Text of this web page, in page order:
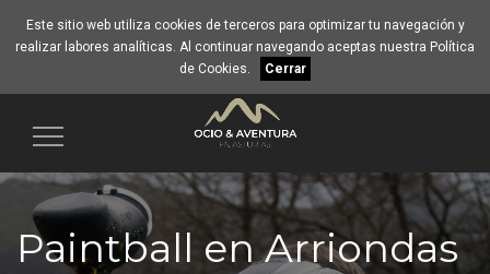
Navegación
Este sitio web utiliza cookies de terceros para optimizar tu navegación y
realizar labores analíticas. Al continuar navegando aceptas nuestra Política
de Cookies. Cerrar
Paintball en Arriondas